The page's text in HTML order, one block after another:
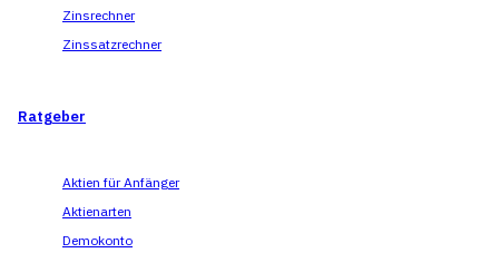
Zinsrechner
Zinssatzrechner
Ratgeber
Aktien für Anfänger
Aktienarten
Demokonto